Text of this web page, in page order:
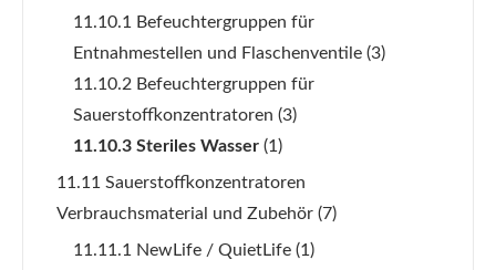
11.10.1 Befeuchtergruppen für
Entnahmestellen und Flaschenventile (3)
11.10.2 Befeuchtergruppen für
Sauerstoffkonzentratoren (3)
11.10.3 Steriles Wasser (1)
11.11 Sauerstoffkonzentratoren
Verbrauchsmaterial und Zubehör (7)
11.11.1 NewLife / QuietLife (1)